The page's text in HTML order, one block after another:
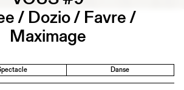
/ Dozio / Favre /
Maximage
Danse